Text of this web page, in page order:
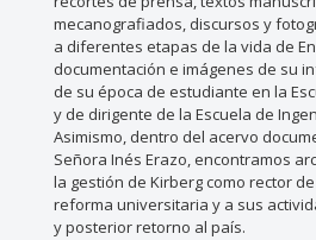
mecanografiados, discursos y
a diferentes etapas de la vida de
documentación e imágenes de su
de su época de estudiante en la
y de dirigente de la Escuela de
Asimismo, dentro del acervo
Señora Inés Erazo, encontramos
la gestión de Kirberg como rector
reforma universitaria y a sus
y posterior retorno al país.